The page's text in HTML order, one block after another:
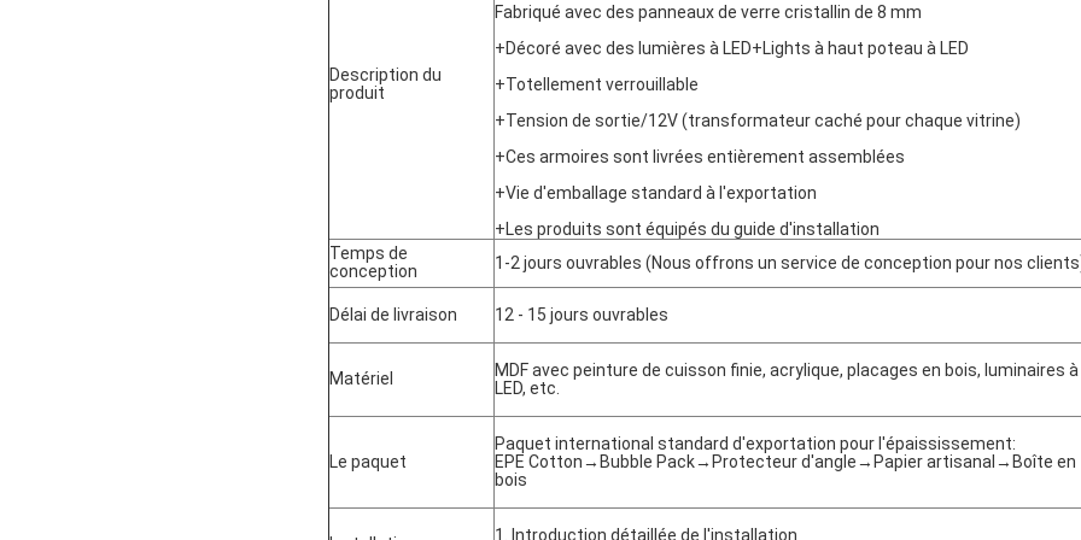
Description du
produit
Fabriqué avec des panneaux de verre cristallin de 8 mm
+Décoré avec des lumières à LED+Lights à haut poteau à LED
+Totellement verrouillable
+Tension de sortie/12V (transformateur caché pour chaque vitrine)
+Ces armoires sont livrées entièrement assemblées
+Vie d'emballage standard à l'exportation
+Les produits sont équipés du guide d'installation
Temps de
conception
1-2 jours ouvrables (Nous offrons un service de conception pour nos
Délai de livraison 12 - 15 jours ouvrables
Matériel
MDF avec peinture de cuisson finie, acrylique, placages en bois, luminaires à
LED, etc.
Le paquet
Paquet international standard d'exportation pour l'épaississement:
EPE Cotton→Bubble Pack→Protecteur d'angle→Papier artisanal→Boîte en
bois
1. Introduction détaillée de l'installation